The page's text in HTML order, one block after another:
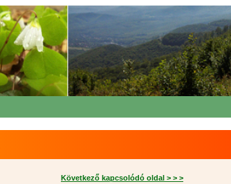
Következő kapcsolódó oldal > > >